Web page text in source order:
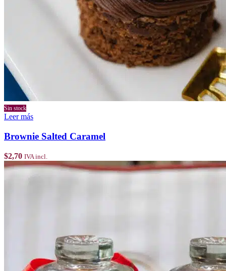
Sin stock
Leer más
Brownie Salted Caramel
$2,70 IVA incl.